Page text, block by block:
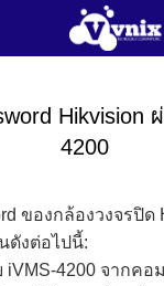
Hikvision
4200
ของกล้องวงจรปิ
ดังต่อไปนี้:
iVMS-4200 จากค